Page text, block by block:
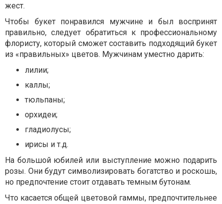
жест.
Чтобы букет понравился мужчине и был воспринят
правильно, следует обратиться к профессиональному
флористу, который сможет составить подходящий букет
из «правильных» цветов. Мужчинам уместно дарить:
лилии;
каллы;
тюльпаны;
орхидеи;
гладиолусы;
ирисы и т.д.
На большой юбилей или выступление можно подарить
розы. Они будут символизировать богатство и роскошь,
но предпочтение стоит отдавать темным бутонам.
Что касается общей цветовой гаммы, предпочтительнее